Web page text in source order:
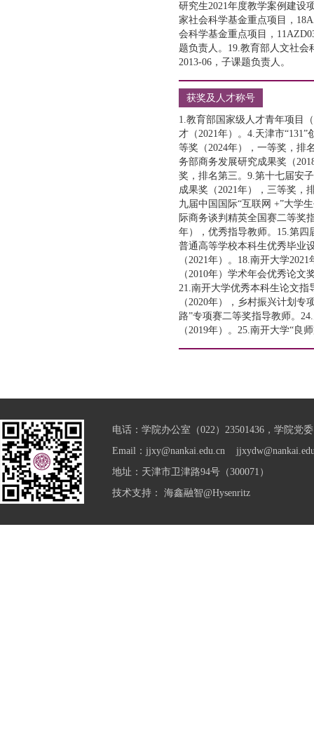
研究生2021年度教学案例建设
家社会科学基金重点项目，
会科学基金重点项目，
题负责人。19.教育部人文社会
2013-06，子课题负责人。
获奖及人才称号
1.教育部国家级人才青年项目
才（2021年）。4.天津市
等奖（2024年），一等奖，排
务部商务发展研究成果奖（
奖，排名第三。9.第十七届安
成果奖（2021年），三等奖，
九届中国国际“互联网 +”大学
际商务谈判精英全国赛二等奖
年），优秀指导教师。15.第四
普通高等学校本科生优秀毕业
（2021年）。18.南开大学
（2010年）学术年会优秀论
21.南开大学优秀本科生论文指
（2020年），乡村振兴计划
路”专项赛二等奖指导教师。
（2019年）。25.南开大学“良
电话：学院办公室（022）23501436，学院党
Email：jjxy@nankai.edu.cn
地址：天津市卫津路94号（300071）
技术支持： 海鑫融智@Hysenritz